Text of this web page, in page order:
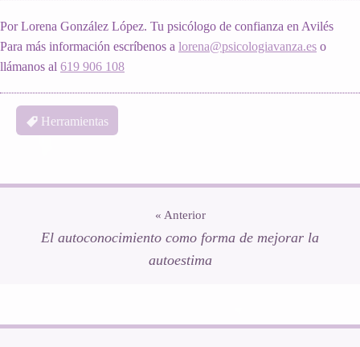
Por Lorena González López. Tu psicólogo de confianza en Avilés
Para más información escríbenos a lorena@psicologiavanza.es o
llámanos al 619 906 108
Herramientas
« Anterior
El autoconocimiento como forma de mejorar la
autoestima